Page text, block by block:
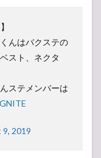
んはバクステの
スト、ネクタ
ステメンバーは
2019